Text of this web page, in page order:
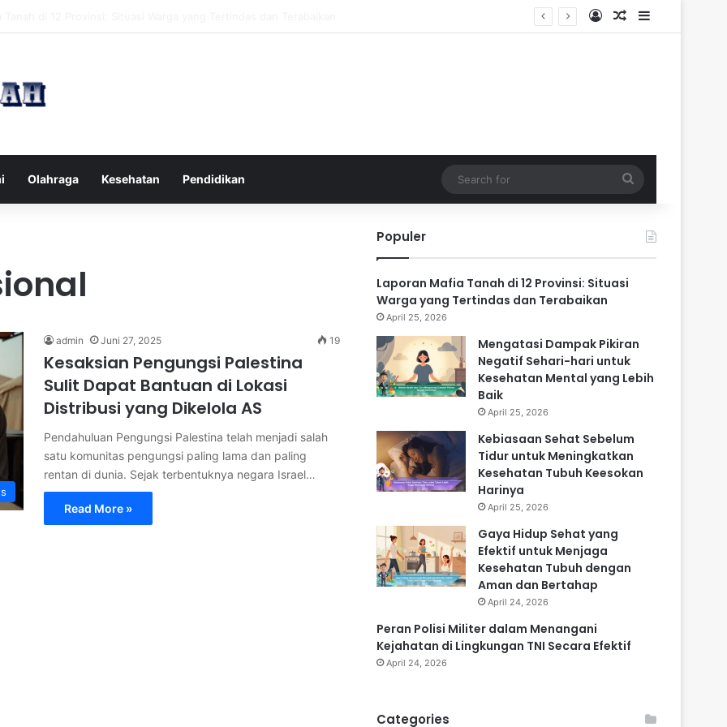
Log InRandom Article
Sidebar
Olahraga Kesehatan Pendidikan
for
admin Juni 27, 2025 19
Kesaksian Pengungsi Palestina
Sulit Dapat Bantuan di Lokasi
Distribusi yang Dikelola AS
Pendahuluan Pengungsi Palestina telah menjadi salah
satu komunitas pengungsi paling lama dan paling
rentan di dunia. Sejak terbentuknya negara Israel…
Read More »
Populer
Laporan Mafia Tanah di 12 Provinsi: Situasi
Warga yang Tertindas dan Terabaikan
April 25, 2026
Mengatasi Dampak Pikiran
Negatif Sehari-hari untuk
Kesehatan Mental yang Lebih
Baik
April 25, 2026
Kebiasaan Sehat Sebelum
Tidur untuk Meningkatkan
Kesehatan Tubuh Keesokan
Harinya
April 25, 2026
Gaya Hidup Sehat yang
Efektif untuk Menjaga
Kesehatan Tubuh dengan
Aman dan Bertahap
April 24, 2026
Peran Polisi Militer dalam Menangani
Kejahatan di Lingkungan TNI Secara Efektif
April 24, 2026
Categories